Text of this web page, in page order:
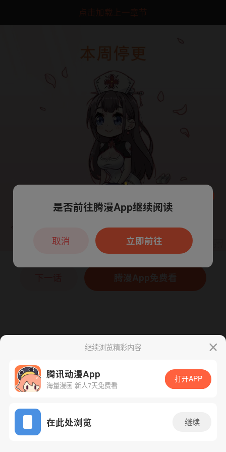
点击加载上一章节
App免费看
腾漫App免费看
继续浏览精彩内容
腾讯动漫App
海量漫画 新人7天免费看
打开APP
在此处浏览 继续
本章节仅支持App阅读，可打开App新用
户7天免费看
是否前往腾漫App继续阅读
立即前往
取消